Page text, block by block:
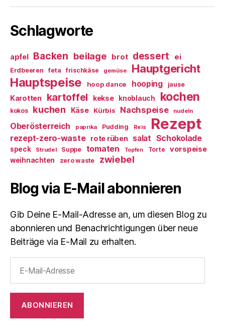
Schlagworte
apfel Backen beilage brot dessert ei
Erdbeeren feta frischkäse gemüse Hauptgericht
Hauptspeise hoop dance hooping jause
Karotten kartoffel kekse knoblauch kochen
kokos kuchen Käse Kürbis Nachspeise nudeln
Oberösterreich paprika Pudding Reis Rezept
rezept-zero-waste rote rüben salat Schokolade
speck Strudel Suppe tomaten Topfen Torte vorspeise
weihnachten zero waste zwiebel
Blog via E-Mail abonnieren
Gib Deine E-Mail-Adresse an, um diesen Blog zu
abonnieren und Benachrichtigungen über neue
Beiträge via E-Mail zu erhalten.
Mail-
Adresse
ABONNIEREN